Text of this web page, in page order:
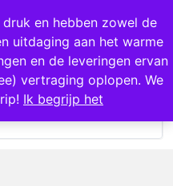
en hebben zowel de
uitdaging aan het warme
en de leveringen ervan
vertraging oplopen. We
Ik begrijp het
op voorraad
0